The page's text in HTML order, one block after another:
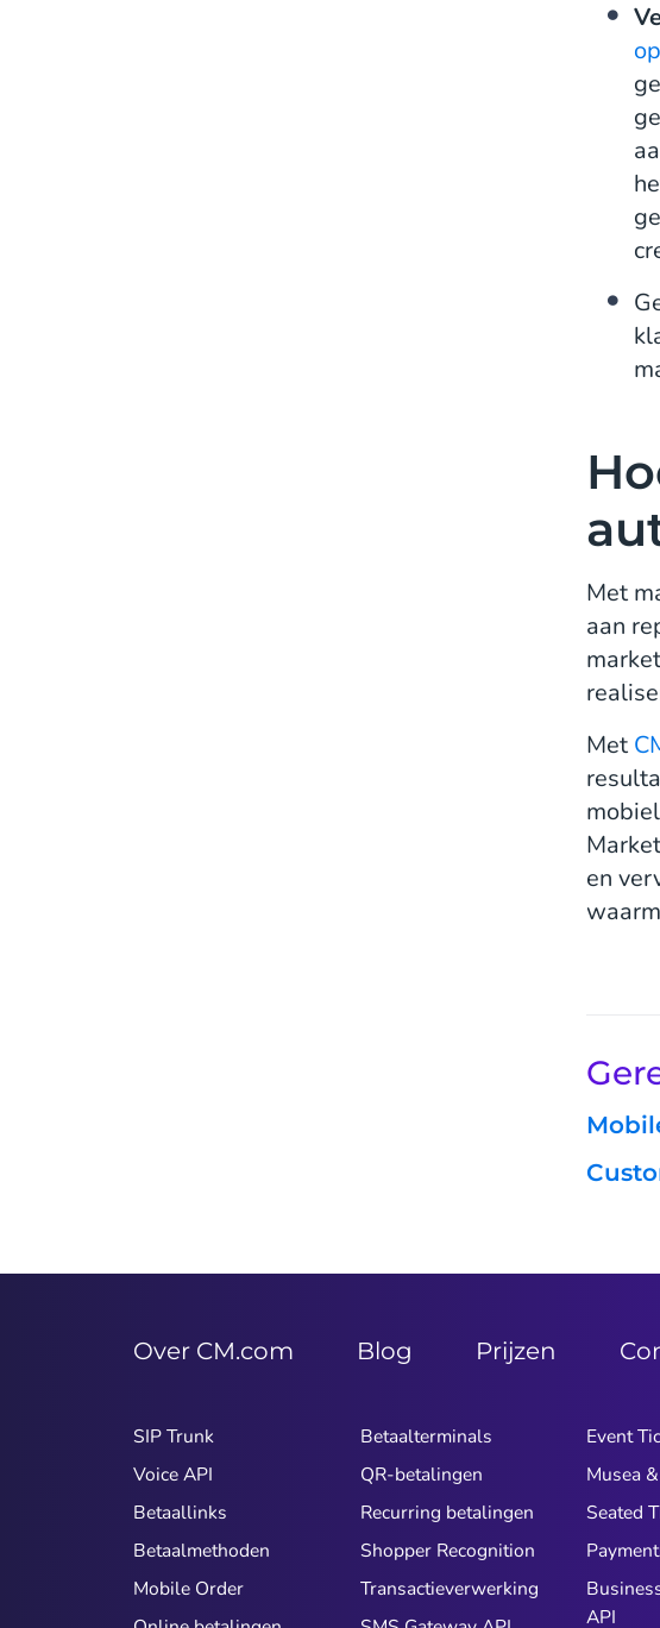
Met
aan
Met
en
Over CM.com Blog Prijzen
SIP Trunk
Voice API
Betaallinks
Betaalmethoden
Mobile Order
Betaalterminals
QR-betalingen
Recurring betalingen
Shopper Recognition
Transactieverwerking
Event
Musea
Seated
API